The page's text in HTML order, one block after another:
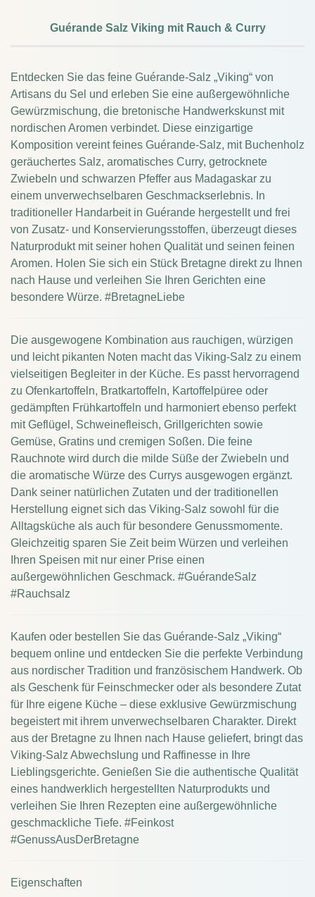
Guérande Salz Viking mit Rauch & Curry
Entdecken Sie das feine Guérande-Salz „Viking“ von
Artisans du Sel und erleben Sie eine außergewöhnliche
Gewürzmischung, die bretonische Handwerkskunst mit
nordischen Aromen verbindet. Diese einzigartige
Komposition vereint feines Guérande-Salz, mit Buchenholz
geräuchertes Salz, aromatisches Curry, getrocknete
Zwiebeln und schwarzen Pfeffer aus Madagaskar zu
einem unverwechselbaren Geschmackserlebnis. In
traditioneller Handarbeit in Guérande hergestellt und frei
von Zusatz- und Konservierungsstoffen, überzeugt dieses
Naturprodukt mit seiner hohen Qualität und seinen feinen
Aromen. Holen Sie sich ein Stück Bretagne direkt zu Ihnen
nach Hause und verleihen Sie Ihren Gerichten eine
besondere Würze. #BretagneLiebe
Die ausgewogene Kombination aus rauchigen, würzigen
und leicht pikanten Noten macht das Viking-Salz zu einem
vielseitigen Begleiter in der Küche. Es passt hervorragend
zu Ofenkartoffeln, Bratkartoffeln, Kartoffelpüree oder
gedämpften Frühkartoffeln und harmoniert ebenso perfekt
mit Geflügel, Schweinefleisch, Grillgerichten sowie
Gemüse, Gratins und cremigen Soßen. Die feine
Rauchnote wird durch die milde Süße der Zwiebeln und
die aromatische Würze des Currys ausgewogen ergänzt.
Dank seiner natürlichen Zutaten und der traditionellen
Herstellung eignet sich das Viking-Salz sowohl für die
Alltagsküche als auch für besondere Genussmomente.
Gleichzeitig sparen Sie Zeit beim Würzen und verleihen
Ihren Speisen mit nur einer Prise einen
außergewöhnlichen Geschmack. #GuérandeSalz
#Rauchsalz
Kaufen oder bestellen Sie das Guérande-Salz „Viking“
bequem online und entdecken Sie die perfekte Verbindung
aus nordischer Tradition und französischem Handwerk. Ob
als Geschenk für Feinschmecker oder als besondere Zutat
für Ihre eigene Küche – diese exklusive Gewürzmischung
begeistert mit ihrem unverwechselbaren Charakter. Direkt
aus der Bretagne zu Ihnen nach Hause geliefert, bringt das
Viking-Salz Abwechslung und Raffinesse in Ihre
Lieblingsgerichte. Genießen Sie die authentische Qualität
eines handwerklich hergestellten Naturprodukts und
verleihen Sie Ihren Rezepten eine außergewöhnliche
geschmackliche Tiefe. #Feinkost
#GenussAusDerBretagne
Eigenschaften